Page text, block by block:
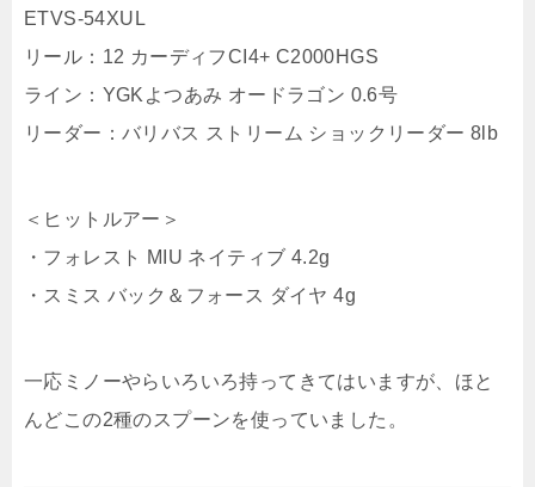
ETVS-54XUL
リール：12 カーディフCI4+ C2000HGS
ライン：YGKよつあみ オードラゴン 0.6号
リーダー：バリバス ストリーム ショックリーダー 8lb
＜ヒットルアー＞
・フォレスト MIU ネイティブ 4.2g
・スミス バック＆フォース ダイヤ 4g
一応ミノーやらいろいろ持ってきてはいますが、ほと
んどこの2種のスプーンを使っていました。